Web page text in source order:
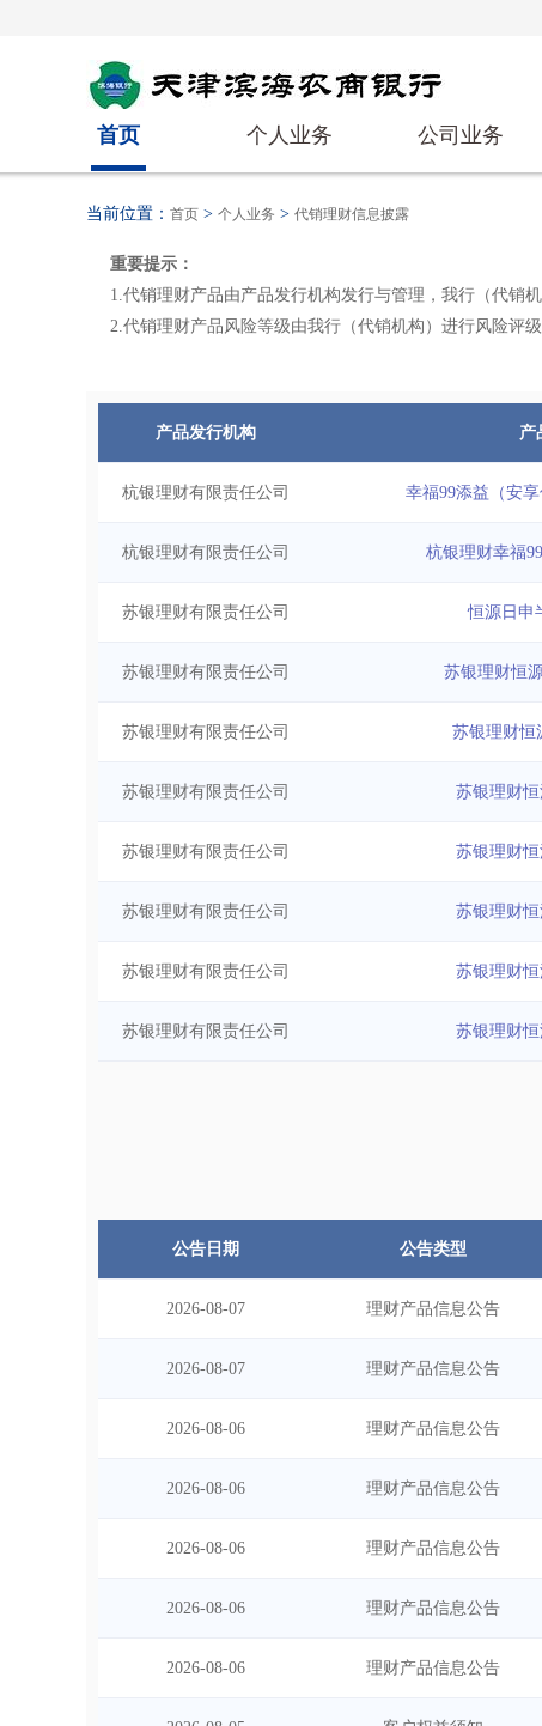
首页 个人业务 公司业务
当前位置： 首页 > 个人业务 > 代销理财信息披露
重要提示：
1.代销理财产品由产品发行机构发行与管理，我行（代销
2.代销理财产品风险等级由我行（代销机构）进行风险评